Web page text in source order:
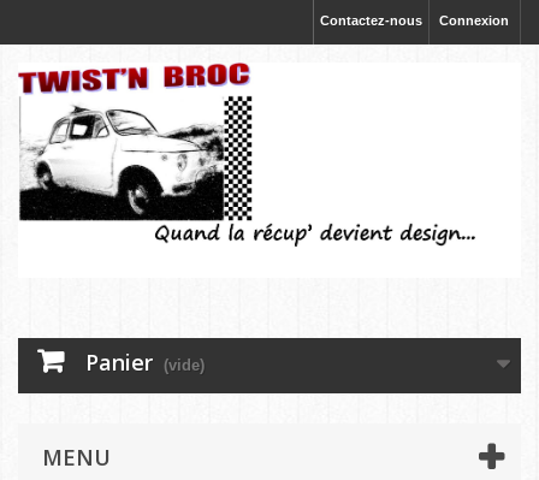
Connexion
Contactez-nous
Panier (vide)
MENU